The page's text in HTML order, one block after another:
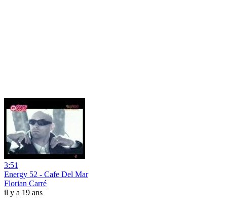
3:51
Energy 52 - Cafe Del Mar
Florian Carré
il y a 19 ans